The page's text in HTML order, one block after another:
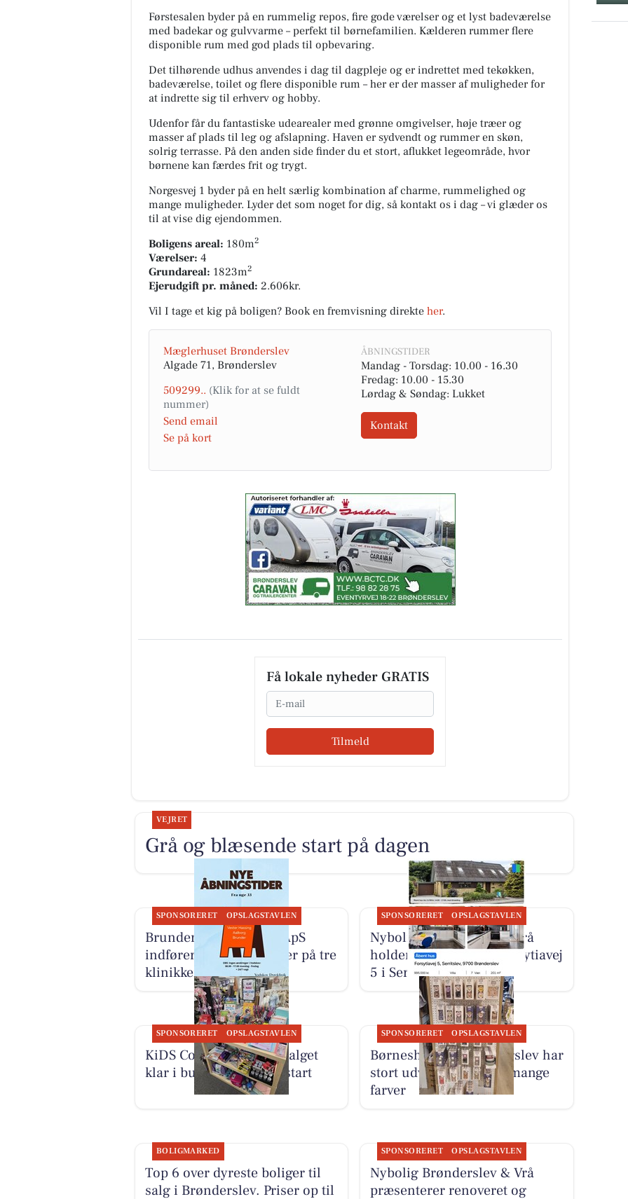
Førstesalen byder på en rummelig repos, fire gode værelser og et lyst badeværelse
med badekar og gulvvarme – perfekt til børnefamilien. Kælderen rummer flere
disponible rum med god plads til opbevaring.
Det tilhørende udhus anvendes i dag til dagpleje og er indrettet med tekøkken,
badeværelse, toilet og flere disponible rum – her er der masser af muligheder for
at indrette sig til erhverv og hobby.
Udenfor får du fantastiske udearealer med grønne omgivelser, høje træer og
masser af plads til leg og afslapning. Haven er sydvendt og rummer en skøn,
solrig terrasse. På den anden side finder du et stort, aflukket legeområde, hvor
børnene kan færdes frit og trygt.
Norgesvej 1 byder på en helt særlig kombination af charme, rummelighed og
mange muligheder. Lyder det som noget for dig, så kontakt os i dag – vi glæder os
til at vise dig ejendommen.
Boligens areal: 180m2
Værelser: 4
Grundareal: 1823m2
Ejerudgift pr. måned: 2.606kr.
Vil I tage et kig på boligen? Book en fremvisning direkte her.
Mæglerhuset Brønderslev
Algade 71, Brønderslev
509299..
Send email
Se på kort
ÅBNINGSTIDER
Mandag - Torsdag: 10.00 - 16.30
Fredag: 10.00 - 15.30
Lørdag & Søndag: Lukket
Kontakt
Få lokale nyheder GRATIS
Email
Tilmeld
VEJRET
Grå og blæsende start på dagen
SPONSORERET OPSLAGSTAVLEN
Brunder Dyrehospital ApS
indfører faste butikstider på tre
klinikker
SPONSORERET OPSLAGSTAVLEN
Nybolig Brønderslev & Vrå
holder åbent hus på Forsytiavej
5 i Serritslev
SPONSORERET OPSLAGSTAVLEN
KiDS Coolshop har udvalget
klar i butikken til skolestart
SPONSORERET OPSLAGSTAVLEN
Børneshoppen Brønderslev har
stort udvalg af sutter i mange
farver
BOLIGMARKED
Top 6 over dyreste boliger til
salg i Brønderslev. Priser op til
SPONSORERET OPSLAGSTAVLEN
Nybolig Brønderslev & Vrå
præsenterer renoveret og